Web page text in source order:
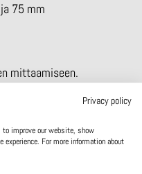
75 mm
mittaamiseen.
tunnistus
Privacy policy
improve our website, show
For more information about